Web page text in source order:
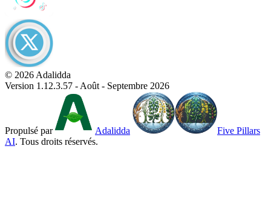
© 2026 Adalidda
Version 1.12.3.57 - Août - Septembre 2026
Propulsé par Adalidda
Five Pillars
AI. Tous droits réservés.